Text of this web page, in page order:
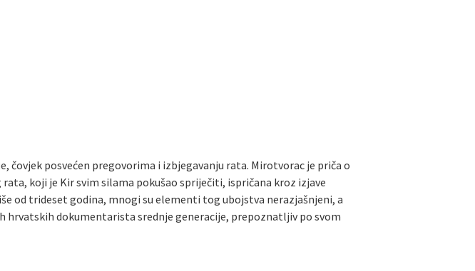
čovjek posvećen pregovorima i izbjegavanju rata. Mirotvorac je priča o
koji je Kir svim silama pokušao spriječiti, ispričana kroz izjave
od trideset godina, mnogi su elementi tog ubojstva nerazjašnjeni, a
hrvatskih dokumentarista srednje generacije, prepoznatljiv po svom